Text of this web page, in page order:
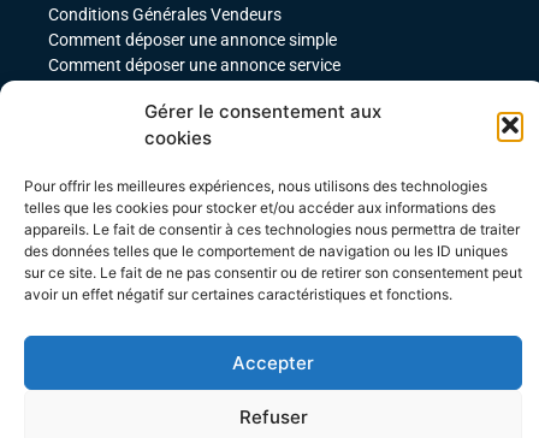
Gérer le consentement aux
cookies
Pour offrir les meilleures expériences, nous utilisons des technologies
telles que les cookies pour stocker et/ou accéder aux informations des
appareils. Le fait de consentir à ces technologies nous permettra de traiter
des données telles que le comportement de navigation ou les ID uniques
sur ce site. Le fait de ne pas consentir ou de retirer son consentement peut
avoir un effet négatif sur certaines caractéristiques et fonctions.
Accepter
Refuser
Conditions Générales Vendeurs
Comment déposer une annonce simple
Comment déposer une annonce service
téléchargeable
Déposer une annonce avec des variables
Mon compte
Mes commandes
Conditions Générales Acheteurs